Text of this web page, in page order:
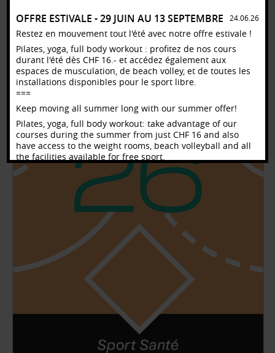
24.06.26
OFFRE ESTIVALE - 29 JUIN AU 13 SEPTEMBRE
Restez en mouvement tout l'été avec notre offre estivale !
Pilates, yoga, full body workout : profitez de nos cours
durant l'été dès CHF 16.- et accédez également aux
espaces de musculation, de beach volley, et de toutes les
installations disponibles pour le sport libre.
===
Keep moving all summer long with our summer offer!
Pilates, yoga, full body workout: take advantage of our
courses during the summer from just CHF 16 and also
have access to the weight rooms, beach volleyball and all
the facilities available for free sport.
Offre_estivale_2026.pdf